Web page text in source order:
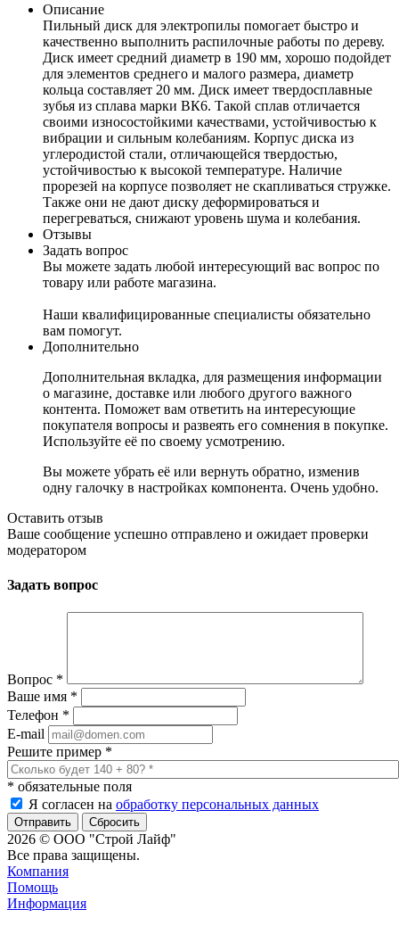
Описание
Пильный диск для электропилы помогает быстро и
качественно выполнить распилочные работы по дереву.
Диск имеет средний диаметр в 190 мм, хорошо подойдет
для элементов среднего и малого размера, диаметр
кольца составляет 20 мм. Диск имеет твердосплавные
зубья из сплава марки ВК6. Такой сплав отличается
своими износостойкими качествами, устойчивостью к
вибрации и сильным колебаниям. Корпус диска из
углеродистой стали, отличающейся твердостью,
устойчивостью к высокой температуре. Наличие
прорезей на корпусе позволяет не скапливаться стружке.
Также они не дают диску деформироваться и
перегреваться, снижают уровень шума и колебания.
Отзывы
Задать вопрос
Вы можете задать любой интересующий вас вопрос по
товару или работе магазина.
Наши квалифицированные специалисты обязательно
вам помогут.
Дополнительно
Дополнительная вкладка, для размещения информации
о магазине, доставке или любого другого важного
контента. Поможет вам ответить на интересующие
покупателя вопросы и развеять его сомнения в покупке.
Используйте её по своему усмотрению.
Вы можете убрать её или вернуть обратно, изменив
одну галочку в настройках компонента. Очень удобно.
Оставить отзыв
Ваше сообщение успешно отправлено и ожидает проверки
модератором
Задать вопрос
Вопрос *
Ваше имя *
Телефон *
E-mail
Решите пример *
* обязательные поля
Я согласен на обработку персональных данных
Сбросить
2026 © ООО "Строй Лайф"
Все права защищены.
Компания
Помощь
Информация